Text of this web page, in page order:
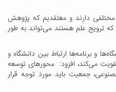
دارند و معتقدیم که پژوهش
ترویج علم هستند می‌تواند به طور
و برنامه‌ها ارتباط بین دانشگاه و
می‌کند، افزود: محورهای توسعه
جمعیت باید مورد توجه قرار